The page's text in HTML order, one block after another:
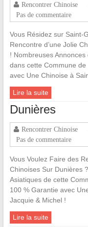
Rencontrer Chinoise
Pas de commentaire
Vous Résidez sur Saint-
Rencontre d’une Jolie
! Nombreuses Annonces
dans cette Commune
avec Une Chinoise à
Lire la suite
Dunières
Rencontrer Chinoise
Pas de commentaire
Vous Voulez Faire des
Chinoises Sur Dunières
Asiatiques de cette
100 % Garantie avec
Jacquie & Michel !
Lire la suite